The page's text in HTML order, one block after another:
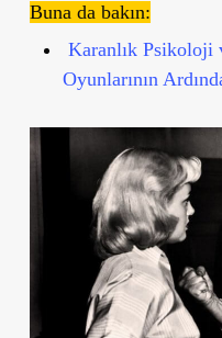
Buna da bakın:
Karanlık Psikoloji
Oyunlarının